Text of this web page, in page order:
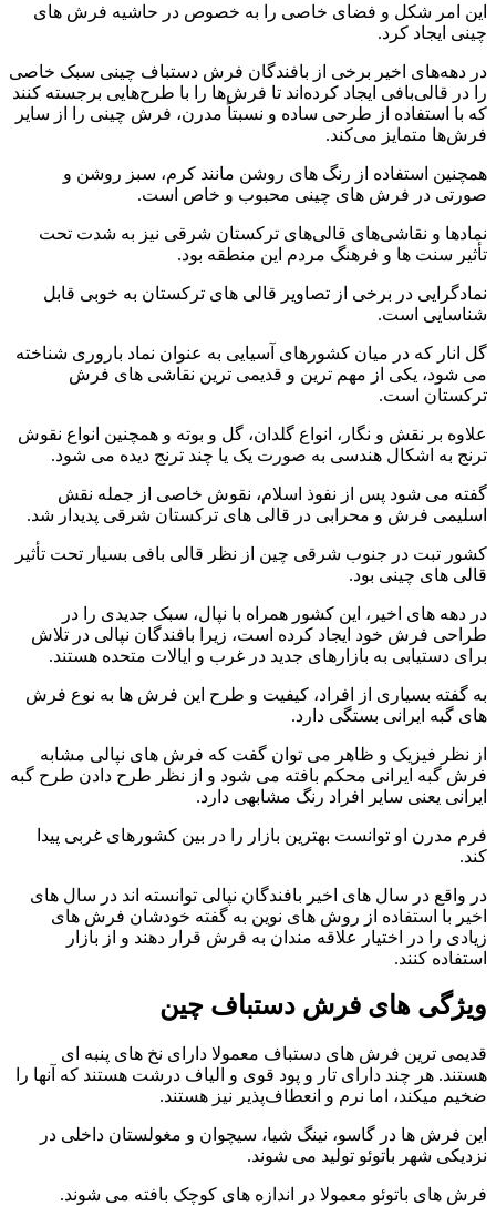
این امر شکل و فضای خاصی را به خصوص در حاشیه فرش های
چینی ایجاد کرد.
در دهه‌های اخیر برخی از بافندگان فرش دستباف چینی سبک خاصی
را در قالی‌بافی ایجاد کرده‌اند تا فرش‌ها را با طرح‌هایی برجسته کنند
که با استفاده از طرحی ساده و نسبتاً مدرن، فرش چینی را از سایر
فرش‌ها متمایز می‌کند.
همچنین استفاده از رنگ های روشن مانند کرم، سبز روشن و
صورتی در فرش های چینی محبوب و خاص است.
نمادها و نقاشی‌های قالی‌های ترکستان شرقی نیز به شدت تحت
تأثیر سنت‌ ها و فرهنگ مردم این منطقه بود.
نمادگرایی در برخی از تصاویر قالی های ترکستان به خوبی قابل
شناسایی است.
گل انار که در میان کشورهای آسیایی به عنوان نماد باروری شناخته
می شود، یکی از مهم ترین و قدیمی ترین نقاشی های فرش
ترکستان است.
علاوه بر نقش و نگار، انواع گلدان، گل و بوته و همچنین انواع نقوش
ترنج به اشکال هندسی به صورت یک یا چند ترنج دیده می شود.
گفته می شود پس از نفوذ اسلام، نقوش خاصی از جمله نقش
اسلیمی فرش و محرابی در قالی های ترکستان شرقی پدیدار شد.
کشور تبت در جنوب شرقی چین از نظر قالی بافی بسیار تحت تأثیر
قالی های چینی بود.
در دهه های اخیر، این کشور همراه با نپال، سبک جدیدی را در
طراحی فرش خود ایجاد کرده است، زیرا بافندگان نپالی در تلاش
برای دستیابی به بازارهای جدید در غرب و ایالات متحده هستند.
به گفته بسیاری از افراد، کیفیت و طرح این فرش ها به نوع فرش
های گبه ایرانی بستگی دارد.
از نظر فیزیک و ظاهر می توان گفت که فرش های نپالی مشابه
فرش گبه ایرانی محکم بافته می شود و از نظر طرح دادن طرح گبه
ایرانی یعنی سایر افراد رنگ مشابهی دارد.
فرم مدرن او توانست بهترین بازار را در بین کشورهای غربی پیدا
کند.
در واقع در سال های اخیر بافندگان نپالی توانسته اند در سال های
اخیر با استفاده از روش های نوین به گفته خودشان فرش های
زیادی را در اختیار علاقه مندان به فرش قرار دهند و از بازار
استفاده کنند.
ویژگی های فرش دستباف چین
قدیمی ترین فرش های دستباف معمولا دارای نخ های پنبه ای
هستند. هر چند دارای تار و پود قوی و الیاف درشت هستند که آنها را
ضخیم میکند، اما نرم و انعطاف‌پذیر نیز هستند.
این فرش ها در گاسو، نینگ شیا، سیچوان و مغولستان داخلی در
نزدیکی شهر باتوئو تولید می شوند.
فرش های باتوئو معمولا در اندازه های کوچک بافته می شوند.